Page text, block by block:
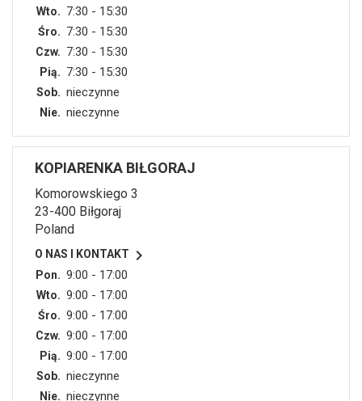
Wto. 7:30 - 15:30
Śro. 7:30 - 15:30
Czw. 7:30 - 15:30
Pią. 7:30 - 15:30
Sob. nieczynne
Nie. nieczynne
KOPIARENKA BIŁGORAJ
Komorowskiego 3
23-400 Biłgoraj
Poland
O NAS I KONTAKT 
Pon. 9:00 - 17:00
Wto. 9:00 - 17:00
Śro. 9:00 - 17:00
Czw. 9:00 - 17:00
Pią. 9:00 - 17:00
Sob. nieczynne
Nie. nieczynne